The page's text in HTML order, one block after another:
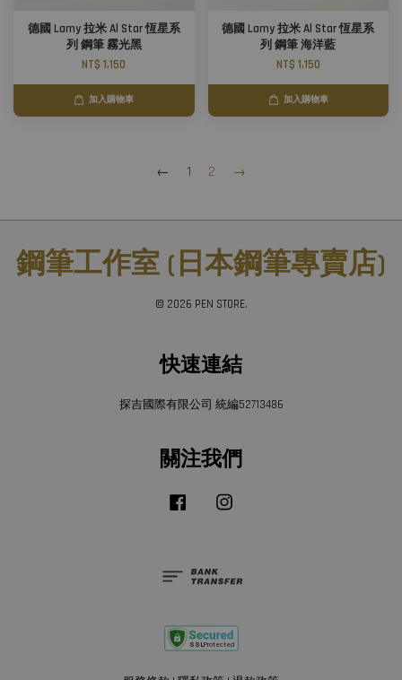
德國 Lamy 拉米 Al Star 恆星系
列 鋼筆 霧光黑
NT$ 1,150
加入購物車
德國 Lamy 拉米 Al Star 恆星系
列 鋼筆 海洋藍
NT$ 1,150
加入購物車
← 1 2 →
鋼筆工作室 (日本鋼筆專賣店)
© 2026 PEN STORE.
快速連結
探吉國際有限公司 統編52713486
關注我們
Facebook